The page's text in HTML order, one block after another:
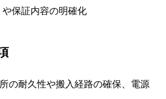
保証内容の明確化
の耐久性や搬入経路の確保、電源